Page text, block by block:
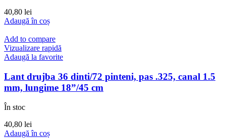
40,80 lei
Adaugă în coș
Add to compare
Vizualizare rapidă
Adaugă la favorite
Lant drujba 36 dinti/72 pinteni, pas .325, canal 1.5
mm, lungime 18”/45 cm
În stoc
40,80 lei
Adaugă în coș